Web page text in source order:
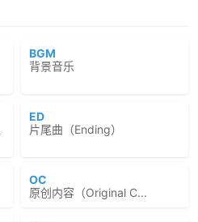
BGM
背景音乐
ED
片尾曲（Ending）
OC
原创内容（Original C...